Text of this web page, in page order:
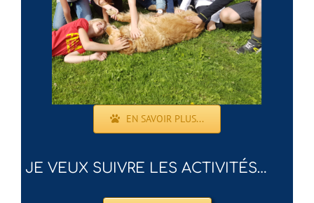
EN SAVOIR PLUS...
JE VEUX SUIVRE LES ACTIVITÉS…